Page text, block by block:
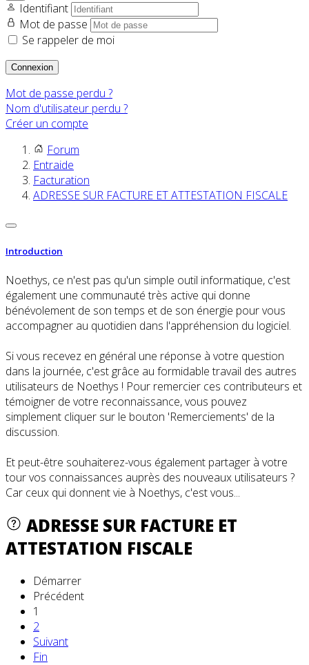
Identifiant
Mot de passe
Se rappeler de moi
Connexion
Mot de passe perdu ?
Nom d'utilisateur perdu ?
Créer un compte
Forum
Entraide
Facturation
ADRESSE SUR FACTURE ET ATTESTATION FISCALE
Introduction
Noethys, ce n'est pas qu'un simple outil informatique, c'est
également une communauté très active qui donne
bénévolement de son temps et de son énergie pour vous
accompagner au quotidien dans l'appréhension du logiciel.
Si vous recevez en général une réponse à votre question
dans la journée, c'est grâce au formidable travail des autres
utilisateurs de Noethys ! Pour remercier ces contributeurs et
témoigner de votre reconnaissance, vous pouvez
simplement cliquer sur le bouton 'Remerciements' de la
discussion.
Et peut-être souhaiterez-vous également partager à votre
tour vos connaissances auprès des nouveaux utilisateurs ?
Car ceux qui donnent vie à Noethys, c'est vous...
ADRESSE SUR FACTURE ET
ATTESTATION FISCALE
Démarrer
Précédent
1
2
Suivant
Fin